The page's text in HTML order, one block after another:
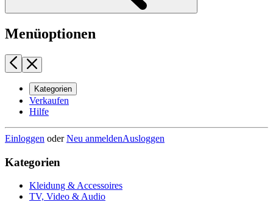
Menüoptionen
Kategorien
Verkaufen
Hilfe
Einloggen oderNeu anmeldenAusloggen
Kategorien
Kleidung & Accessoires
TV, Video & Audio